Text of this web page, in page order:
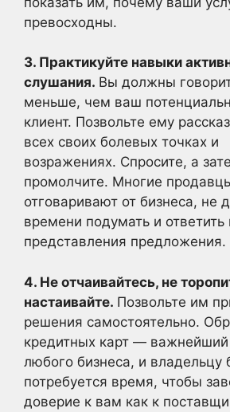
превосходны.
3. Практикуйте навыки
слушания. Вы должны
меньше, чем ваш
клиент. Позвольте ему
всех своих болевых точках и
возражениях. Спросите, а
промолчите. Многие
отговаривают от бизнеса, не
времени подумать и ответить
представления предложения.
4. Не отчаивайтесь, не
настаивайте. Позвольте им
решения самостоятельно.
кредитных карт —
любого бизнеса, и владельцу
потребуется время, чтобы
доверие к вам как к